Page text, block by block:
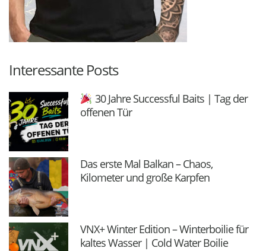
Interessante Posts
30 Jahre Successful Baits | Tag der
offenen Tür
Das erste Mal Balkan – Chaos,
Kilometer und große Karpfen
VNX+ Winter Edition – Winterboilie für
kaltes Wasser | Cold Water Boilie